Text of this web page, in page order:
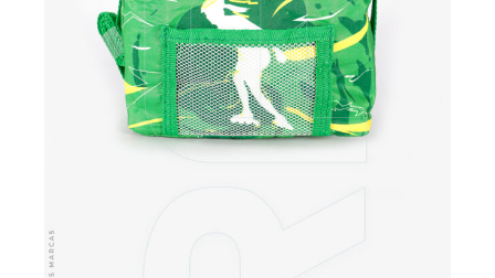
VER MÁS